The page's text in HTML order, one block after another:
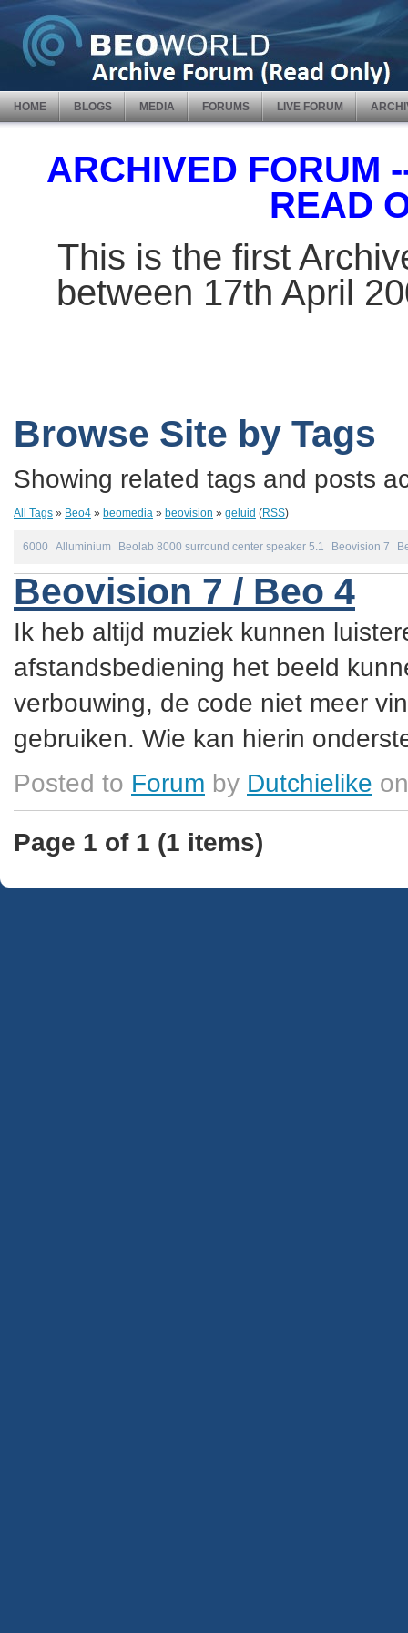
HOME BLOGS MEDIA FORUMS LIVE FORUM
ARCHIVED FORUM
READ
This is the first
between 17th April
Browse Site by Tags
Showing related tags and posts
All Tags » Beo4 » beomedia » beovision » geluid (RSS)
6000 Alluminium Beolab 8000 surround center speaker 5.1 Beovision 7
Beovision 7 / Beo 4
Ik heb altijd muziek kunnen
afstandsbediening het beeld
verbouwing, de code niet meer
gebruiken. Wie kan hierin
Posted to Forum by Dutchielike
Page 1 of 1 (1 items)